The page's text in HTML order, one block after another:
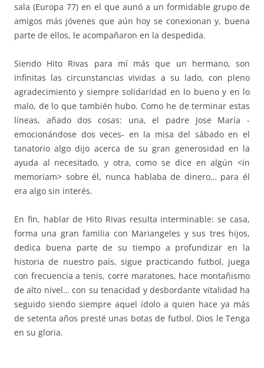
sala (Europa 77) en el que aunó a un formidable grupo de
amigos más jóvenes que aún hoy se conexionan y, buena
parte de ellos, le acompañaron en la despedida.
Siendo Hito Rivas para mí más que un hermano, son
infinitas las circunstancias vividas a su lado, con pleno
agradecimiento y siempre solidaridad en lo bueno y en lo
malo, de lo que también hubo. Como he de terminar estas
líneas, añado dos cosas: una, el padre Jose María -
emocionándose dos veces- en la misa del sábado en el
tanatorio algo dijo acerca de su gran generosidad en la
ayuda al necesitado, y otra, como se dice en algún <in
memoriam> sobre él, nunca hablaba de dinero… para él
era algo sin interés.
En fin, hablar de Hito Rivas resulta interminable: se casa,
forma una gran familia con Mariangeles y sus tres hijos,
dedica buena parte de su tiempo a profundizar en la
historia de nuestro país, sigue practicando futbol, juega
con frecuencia a tenis, corre maratones, hace montañismo
de alto nivel… con su tenacidad y desbordante vitalidad ha
seguido siendo siempre aquel ídolo a quien hace ya más
de setenta años presté unas botas de futbol. Dios le Tenga
en su gloria.